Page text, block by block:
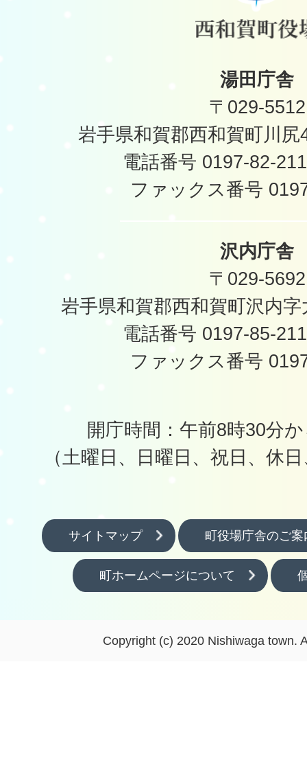
湯田庁舎
〒029-5512
岩手県和賀郡西和賀町川
電話番号 0197-82-
ファックス番号
沢内庁舎
〒029-5692
岩手県和賀郡西和賀町沢内
電話番号 0197-85-
ファックス番号
開庁時間：午前8時30分
（土曜日、日曜日、祝日、休
サイトマップ 町役場庁舎のご案
町ホームページについて
Copyright (c) 2020 Nishiwaga town.